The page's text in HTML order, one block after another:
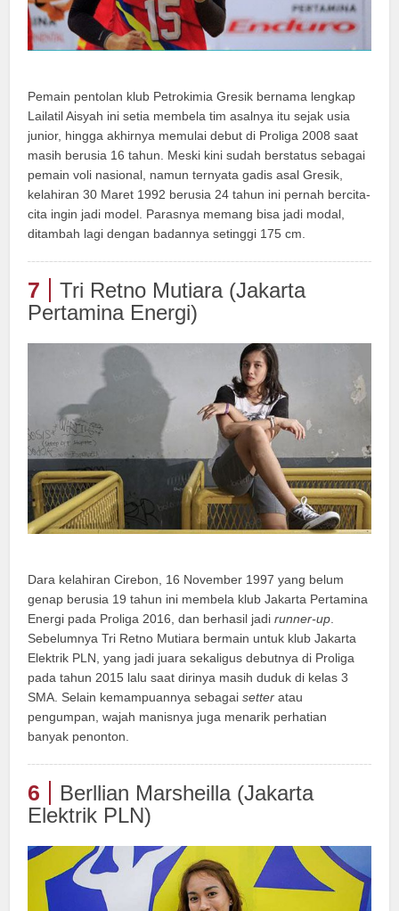
Pemain pentolan klub Petrokimia Gresik bernama lengkap
Lailatil Aisyah ini setia membela tim asalnya itu sejak usia
junior, hingga akhirnya memulai debut di Proliga 2008 saat
masih berusia 16 tahun. Meski kini sudah berstatus sebagai
pemain voli nasional, namun ternyata gadis asal Gresik,
kelahiran 30 Maret 1992 berusia 24 tahun ini pernah bercita-
cita ingin jadi model. Parasnya memang bisa jadi modal,
ditambah lagi dengan badannya setinggi 175 cm.
7
Tri Retno Mutiara (Jakarta
Pertamina Energi)
Dara kelahiran Cirebon, 16 November 1997 yang belum
genap berusia 19 tahun ini membela klub Jakarta Pertamina
Energi pada Proliga 2016, dan berhasil jadirunner-up.
Sebelumnya Tri Retno Mutiara bermain untuk klub Jakarta
Elektrik PLN, yang jadi juara sekaligus debutnya di Proliga
pada tahun 2015 lalu saat dirinya masih duduk di kelas 3
SMA. Selain kemampuannya sebagaisetter atau
pengumpan, wajah manisnya juga menarik perhatian
banyak penonton.
6
Berllian Marsheilla (Jakarta
Elektrik PLN)